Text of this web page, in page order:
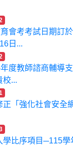
會考考試日期訂
日...
度教師諮商輔導
校...
正「強化社會安全
學比序項目─115學